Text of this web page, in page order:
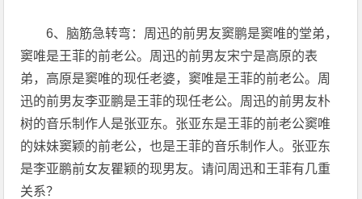
6、脑筋急转弯：周迅的前男友窦鹏是窦唯的堂弟，
窦唯是王菲的前老公。周迅的前男友宋宁是高原的表
弟，高原是窦唯的现任老婆，窦唯是王菲的前老公。周
迅的前男友李亚鹏是王菲的现任老公。周迅的前男友朴
树的音乐制作人是张亚东。张亚东是王菲的前老公窦唯
的妹妹窦颖的前老公，也是王菲的音乐制作人。张亚东
是李亚鹏前女友瞿颖的现男友。请问周迅和王菲有几重
关系？